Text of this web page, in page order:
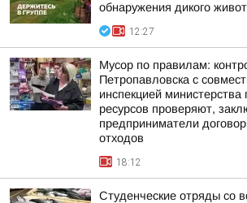
обнаружения дикого
12:27
Мусор по правилам:
Петропавловска с
инспекцией
ресурсов проверяют,
предприниматели
отходов
18:12
Студенческие отряды со